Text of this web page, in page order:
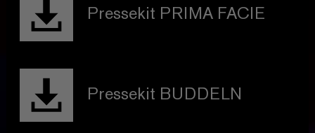
Pressekit PRIMA FACIE
Pressekit BUDDELN